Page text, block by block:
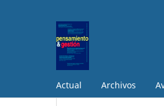
Actual Archivos